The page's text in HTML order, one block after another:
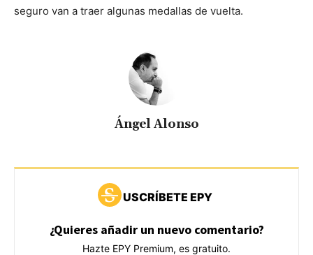
seguro van a traer algunas medallas de vuelta.
Ángel Alonso
USCRÍBETE EPY
¿Quieres añadir un nuevo comentario?
Hazte EPY Premium, es gratuito.